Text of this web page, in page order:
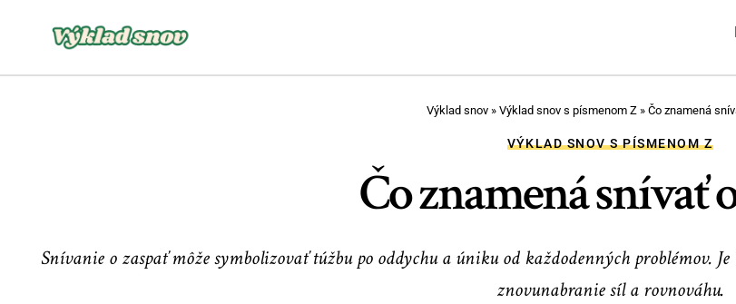
Výklad snov » Výklad snov s písmenom Z » Čo znamená
VÝKLAD SNOV S PÍSMENOM Z
Čo znamená snívať
Snívanie o zaspať môže symbolizovať túžbu po oddychu a úniku od každodenných problémov.
znovunabranie síl a rovnováhu.